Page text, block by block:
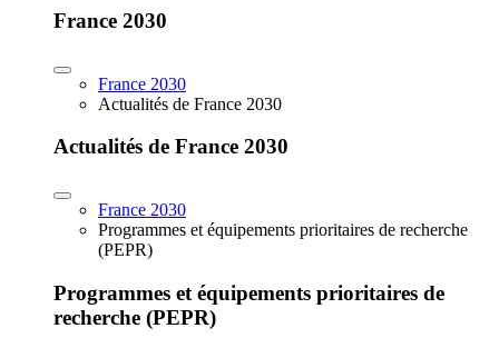
France 2030
France 2030
Actualités de France 2030
Actualités de France 2030
France 2030
Programmes et équipements prioritaires de recherche
(PEPR)
Programmes et équipements prioritaires de
recherche (PEPR)